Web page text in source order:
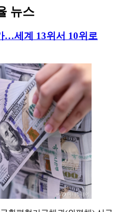
뉴스
…세계 13위서 10위로